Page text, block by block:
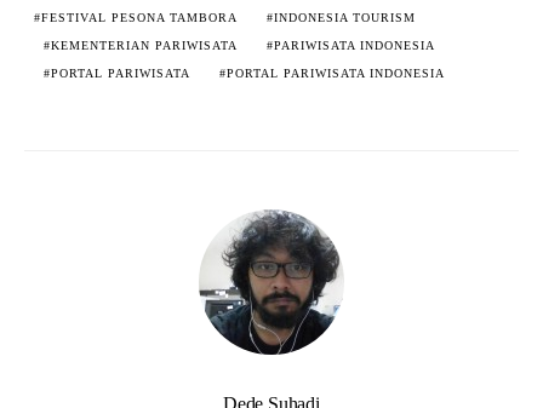
FESTIVAL PESONA TAMBORA INDONESIA TOURISM
KEMENTERIAN PARIWISATA PARIWISATA INDONESIA
PORTAL PARIWISATA PORTAL PARIWISATA INDONESIA